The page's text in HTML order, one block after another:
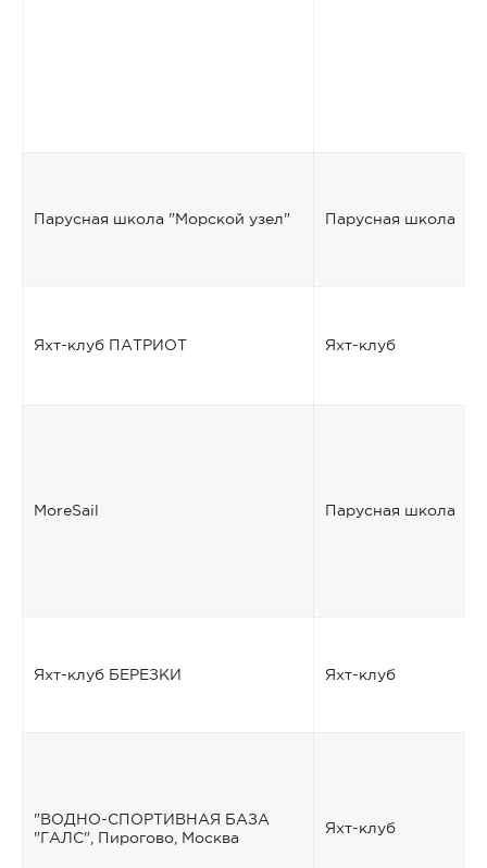
Парусная школа "Морской узел" Парусная школа
Яхт-клуб ПАТРИОТ Яхт-клуб
MoreSail Парусная школа
Яхт-клуб БЕРЕЗКИ Яхт-клуб
"ВОДНО-СПОРТИВНАЯ БАЗА
"ГАЛС", Пирогово, Москва
Яхт-клуб